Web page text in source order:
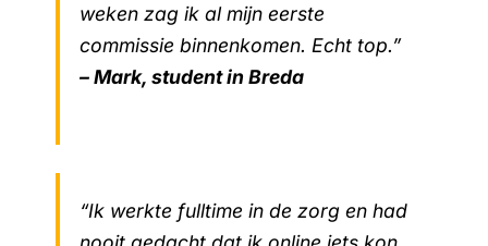
weken zag ik al mijn eerste
commissie binnenkomen. Echt top.”
– Mark, student in Breda
“Ik werkte fulltime in de zorg en had